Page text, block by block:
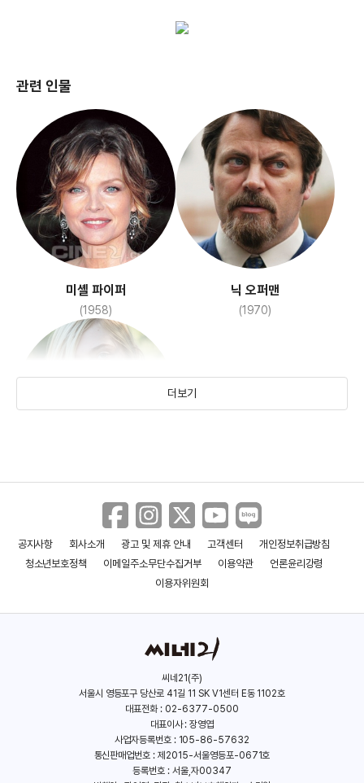
관련 인물
미셸 파이퍼
(1958)
닉 오퍼맨
(1970)
엘 패닝
(1998)
더보기
공지사항 회사소개 광고 및 제휴 안내 고객센터
개인정보취급방침
청소년보호정책
이메일주소무단수집거부 이용약관
언론윤리강령
이용자위원회
씨네21(주)
서울시 영등포구 당산로 41길 11 SK V1센터 E동 1102호
대표전화 : 02-6377-0500
대표이사 : 장영엽
사업자등록번호 : 105-86-57632
통신판매업번호 : 제2015-서울영등포-0671호
등록번호 : 서울,자00347